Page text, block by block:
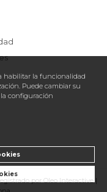
por Oleo Interactive |
habilitar la funcionalidad
Puede cambiar su
configuración